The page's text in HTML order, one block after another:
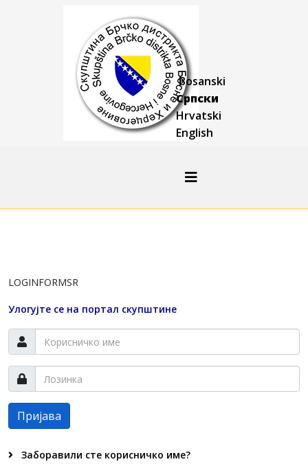
Bosanski
Српски
Hrvatski
English
LOGINFORMSR
Улогујте се на портал скупштине
Пријава
Заборавили сте корисничко име?